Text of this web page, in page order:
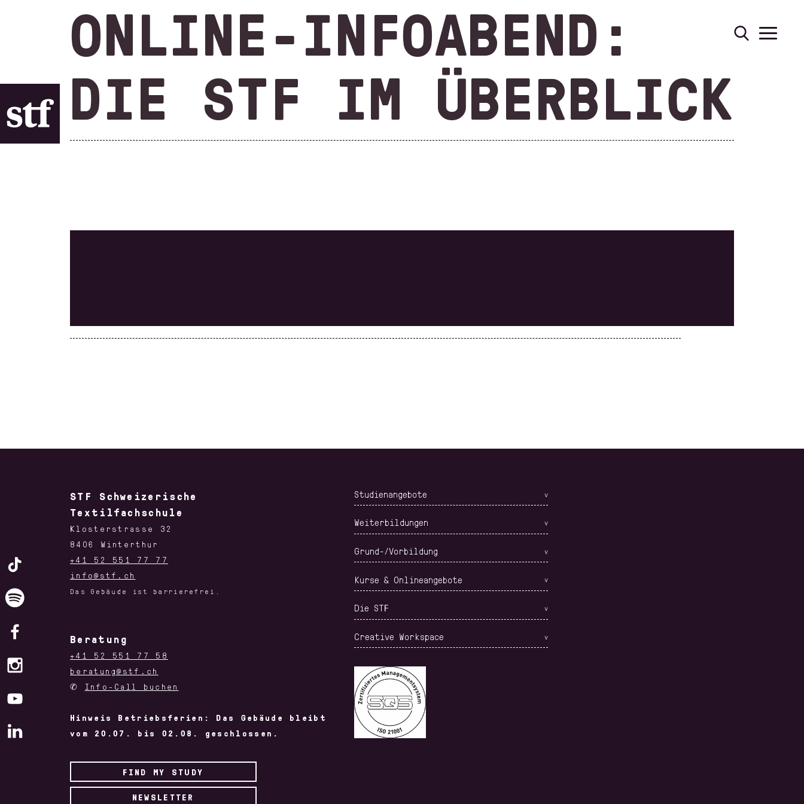
ONLINE-INFOABEND:
DIE STF IM ÜBERBLICK
STF Schweizerische
Textilfachschule
Klosterstrasse 32
8406 Winterthur
+41 52 551 77 77
info@stf.ch
Das Gebäude ist barrierefrei.
Beratung
+41 52 551 77 58
beratung@stf.ch
✆ Info-Call buchen
Hinweis Betriebsferien: Das Gebäude bleibt
vom 20.07. bis 02.08. geschlossen.
FIND MY STUDY
NEWSLETTER
Studienangebote
Weiterbildungen
Grund-/Vorbildung
Kurse & Onlineangebote
Die STF
Creative Workspace